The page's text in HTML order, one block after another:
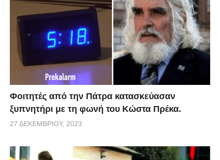
Φοιτητές από την Πάτρα κατασκεύασαν
ξυπνητήρι με τη φωνή του Κώστα Πρέκα.
27 ΔΕΚΕΜΒΡΊΟΥ, 2023